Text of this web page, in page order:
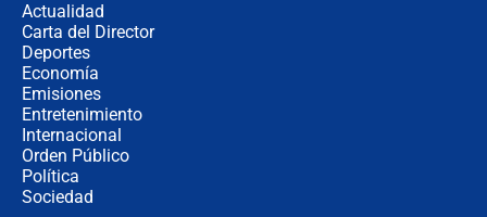
Actualidad
Carta del Director
Deportes
Economía
Emisiones
Entretenimiento
Internacional
Orden Público
Política
Sociedad